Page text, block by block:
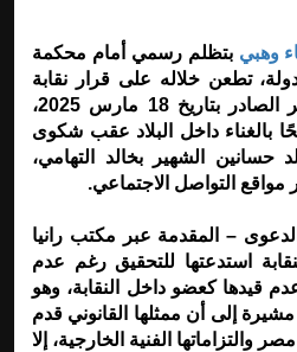
وهبي بتظلم رسمي أمام محكمة
تطعن خلاله على قرار نقابة
المهن الموسيقية في مصر الصادر بتاريخ 18 مارس 2025،
بالغناء داخل البلاد عقب شكوى
حسانين الشهير بخالد التهامي،
مواقع التواصل الاجتماعي.
– المقدمة عبر مكتب رانيا
استدعتها للتحقيق رغم عدم
قيدها كعضو داخل النقابة، وهو
مشيرة إلى أن ممثلها القانوني قدم
والتزاماتها الفنية الخارجية، إلا